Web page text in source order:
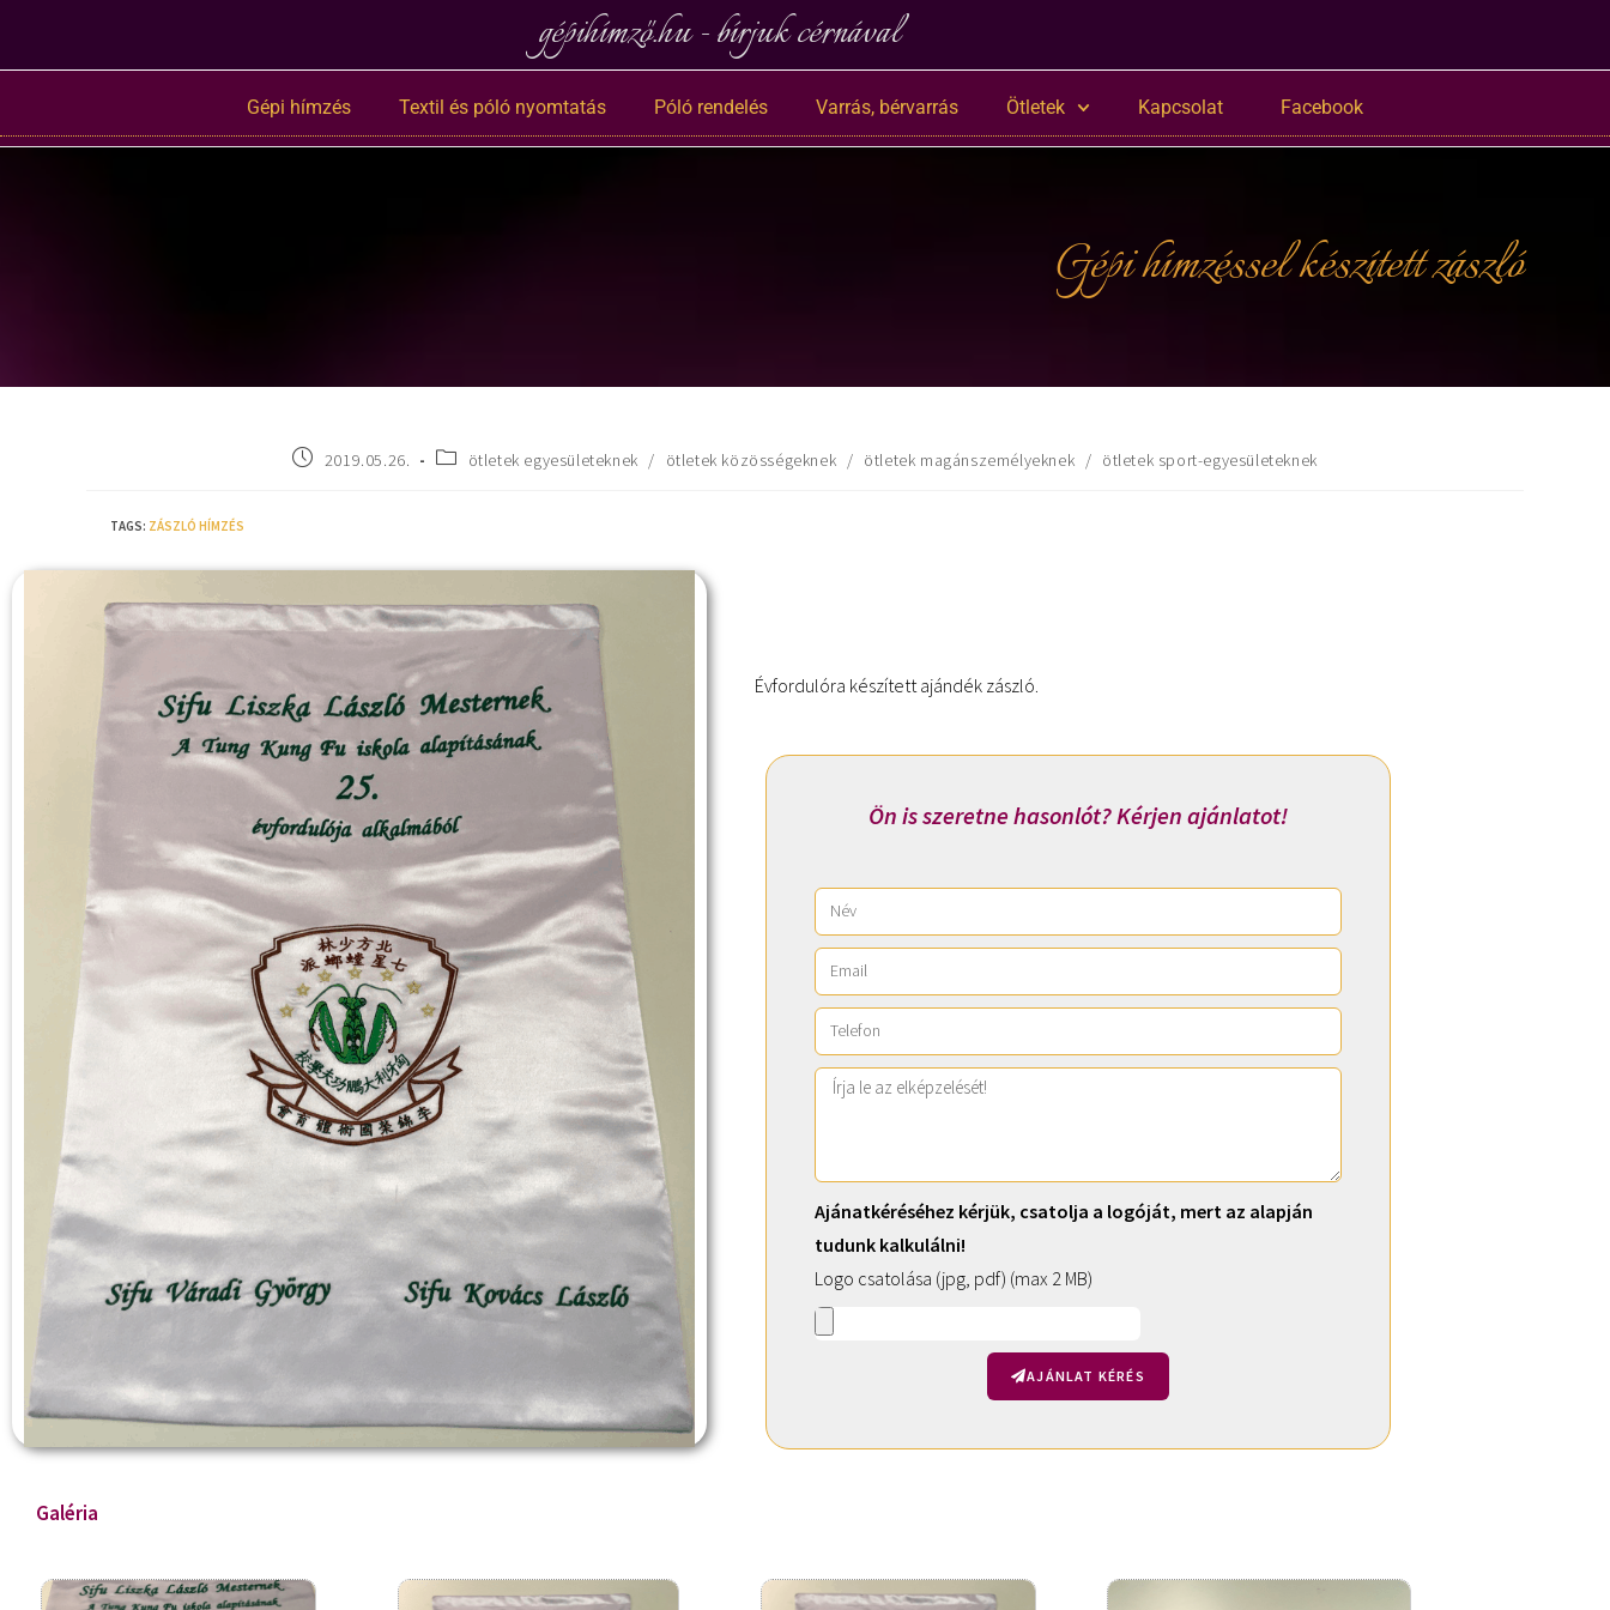
gépihímző.hu - bírjuk cérnával
Gépi hímzés Textil és póló nyomtatás Póló rendelés Varrás, bérvarrás Ötletek Kapcsolat Facebook
Gépi hímzéssel készített zászló
2019.05.26. ötletek egyesületeknek / ötletek közösségeknek / ötletek magánszemélyeknek / ötletek sport-egyesületeknek
TAGS: ZÁSZLÓ HÍMZÉS
Évfordulóra készített ajándék zászló.
Ön is szeretne hasonlót? Kérjen ajánlatot!
Ajánatkéréséhez kérjük, csatolja a logóját, mert az alapján
tudunk kalkulálni!
Logo csatolása (jpg, pdf) (max 2 MB)
AJÁNLAT KÉRÉS
l
n
Galéria